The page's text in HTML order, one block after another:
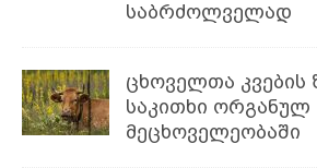
საბრძოლველად
ცხოველთა კვების
საკითხი ორგანულ
მეცხოველეობაში